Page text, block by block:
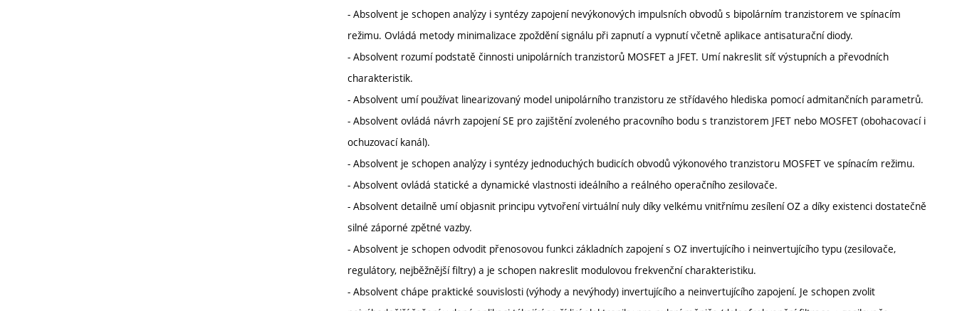
- Absolvent je schopen analýzy i syntézy zapojení nevýkonových impulsních obvodů s bipolárním tranzistorem ve spínacím
režimu. Ovládá metody minimalizace zpoždění signálu při zapnutí a vypnutí včetně aplikace antisaturační diody.
- Absolvent rozumí podstatě činnosti unipolárních tranzistorů MOSFET a JFET. Umí nakreslit síť výstupních a převodních
charakteristik.
- Absolvent umí používat linearizovaný model unipolárního tranzistoru ze střídavého hlediska pomocí admitančních parametrů.
- Absolvent ovládá návrh zapojení SE pro zajištění zvoleného pracovního bodu s tranzistorem JFET nebo MOSFET (obohacovací i
ochuzovací kanál).
- Absolvent je schopen analýzy i syntézy jednoduchých budicích obvodů výkonového tranzistoru MOSFET ve spínacím režimu.
- Absolvent ovládá statické a dynamické vlastnosti ideálního a reálného operačního zesilovače.
- Absolvent detailně umí objasnit principu vytvoření virtuální nuly díky velkému vnitřnímu zesílení OZ a díky existenci dostatečně
silné záporné zpětné vazby.
- Absolvent je schopen odvodit přenosovou funkci základních zapojení s OZ invertujícího i neinvertujícího typu (zesilovače,
regulátory, nejběžnější filtry) a je schopen nakreslit modulovou frekvenční charakteristiku.
- Absolvent chápe praktické souvislosti (výhody a nevýhody) invertujícího a neinvertujícího zapojení. Je schopen zvolit